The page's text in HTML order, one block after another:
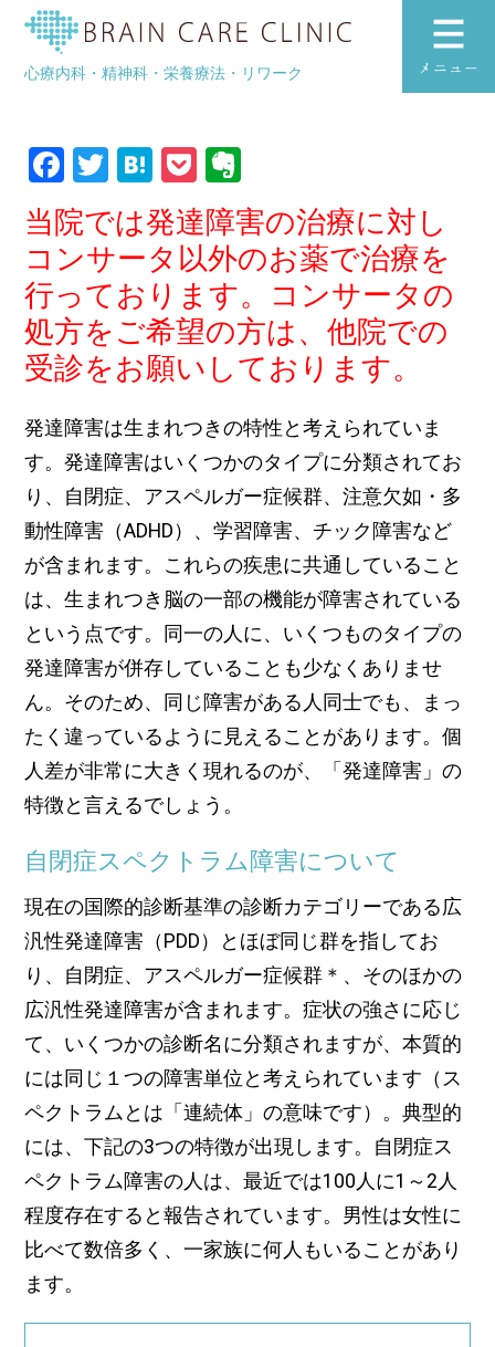
ブレインケア
心療内科・精神科・栄養療法・リワーク
navigation
発達障害
Facebook
Twitter
HatenaPocket
当院では発達障害の治療に対し
コンサータ以外のお薬で治療を
行っております。コンサータの
処方をご希望の方は、他院での
受診をお願いしております。
発達障害は生まれつきの特性と考えられていま
す。発達障害はいくつかのタイプに分類されてお
り、自閉症、アスペルガー症候群、注意欠如・多
動性障害（ADHD）、学習障害、チック障害など
が含まれます。これらの疾患に共通していること
は、生まれつき脳の一部の機能が障害されている
という点です。同一の人に、いくつものタイプの
発達障害が併存していることも少なくありませ
ん。そのため、同じ障害がある人同士でも、まっ
たく違っているように見えることがあります。個
人差が非常に大きく現れるのが、「発達障害」の
特徴と言えるでしょう。
自閉症スペクトラム障害について
現在の国際的診断基準の診断カテゴリーである広
汎性発達障害（PDD）とほぼ同じ群を指してお
り、自閉症、アスペルガー症候群＊、そのほかの
広汎性発達障害が含まれます。症状の強さに応じ
て、いくつかの診断名に分類されますが、本質的
には同じ１つの障害単位と考えられています（ス
ペクトラムとは「連続体」の意味です）。典型的
には、下記の3つの特徴が出現します。自閉症ス
ペクトラム障害の人は、最近では100人に1～2人
程度存在すると報告されています。男性は女性に
比べて数倍多く、一家族に何人もいることがあり
ます。